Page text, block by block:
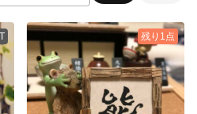
残り1点